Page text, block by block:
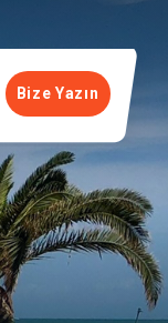
Bize Yazın